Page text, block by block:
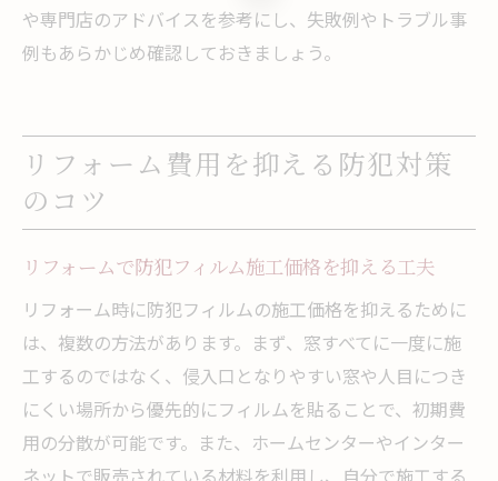
や専門店のアドバイスを参考にし、失敗例やトラブル事
例もあらかじめ確認しておきましょう。
リフォーム費用を抑える防犯対策
のコツ
リフォームで防犯フィルム施工価格を抑える工夫
リフォーム時に防犯フィルムの施工価格を抑えるために
は、複数の方法があります。まず、窓すべてに一度に施
工するのではなく、侵入口となりやすい窓や人目につき
にくい場所から優先的にフィルムを貼ることで、初期費
用の分散が可能です。また、ホームセンターやインター
ネットで販売されている材料を利用し、自分で施工する